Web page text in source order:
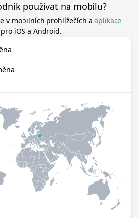
používat na mobilu?
v mobilních prohlížečích a aplikace
iOS a Android.